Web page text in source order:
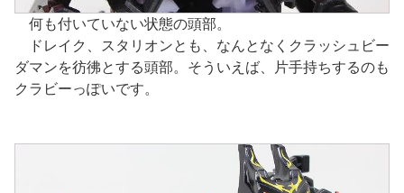
何も付いていない状態の頭部。
ドレイク、スタリオンとも、なんとなくクラッシュビー
ダマンを彷彿とする頭部。そういえば、片手持ちするのも
クラビーっぽいです。